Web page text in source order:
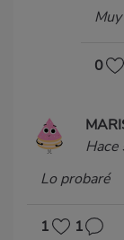
0
Hace
Lo probaré
1 1